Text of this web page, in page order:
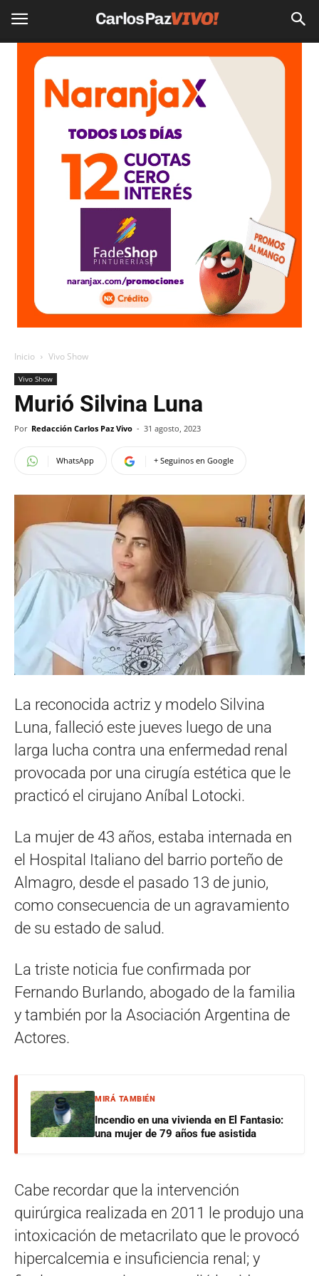
Inicio Vivo Show
Vivo Show
Murió Silvina Luna
Por Redacción Carlos Paz Vivo - 31 agosto, 2023
WhatsApp + Seguinos en Google
La reconocida actriz y modelo Silvina
Luna, falleció este jueves luego de una
larga lucha contra una enfermedad renal
provocada por una cirugía estética que le
practicó el cirujano Aníbal Lotocki.
La mujer de 43 años, estaba internada en
el Hospital Italiano del barrio porteño de
Almagro, desde el pasado 13 de junio,
como consecuencia de un agravamiento
de su estado de salud.
La triste noticia fue confirmada por
Fernando Burlando, abogado de la familia
y también por la Asociación Argentina de
Actores.
MIRÁ TAMBIÉN
Incendio en una vivienda en El Fantasio:
una mujer de 79 años fue asistida
Cabe recordar que la intervención
quirúrgica realizada en 2011 le produjo una
intoxicación de metacrilato que le provocó
hipercalcemia e insuficiencia renal; y